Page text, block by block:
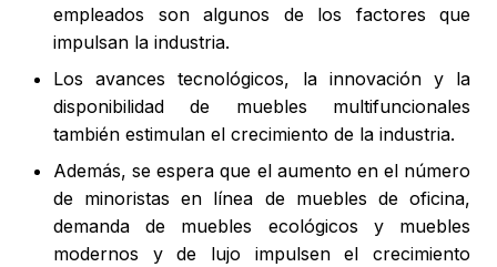
empleados son algunos de los factores que
impulsan la industria.
Los avances tecnológicos, la innovación y la
disponibilidad de muebles multifuncionales
también estimulan el crecimiento de la industria.
Además, se espera que el aumento en el número
de minoristas en línea de muebles de oficina,
demanda de muebles ecológicos y muebles
modernos y de lujo impulsen el crecimiento